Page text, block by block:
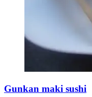
Gunkan maki sushi